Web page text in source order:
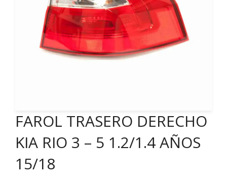
FAROL TRASERO DERECHO
KIA RIO 3 – 5 1.2/1.4 AÑOS
15/18